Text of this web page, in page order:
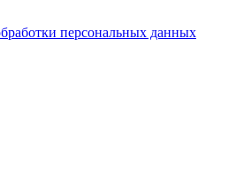
персональных данных